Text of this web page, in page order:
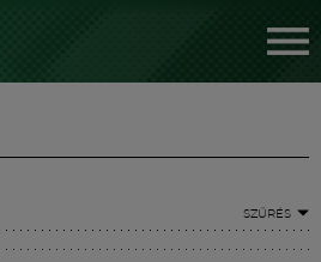
SZŰRÉS